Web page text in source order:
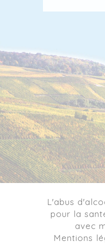
L'abus
pour la
avec
Mentions